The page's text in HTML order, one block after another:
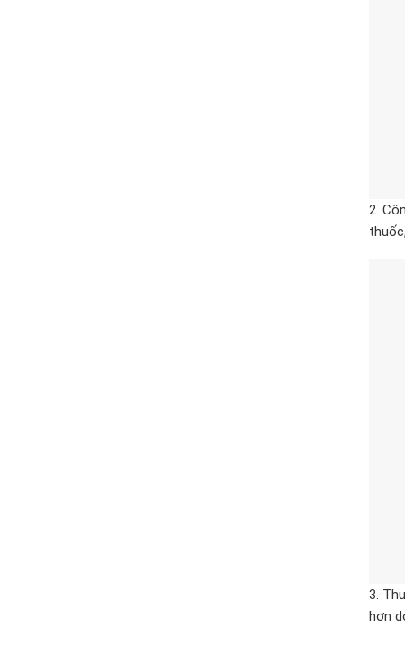
2.
3.
hơn